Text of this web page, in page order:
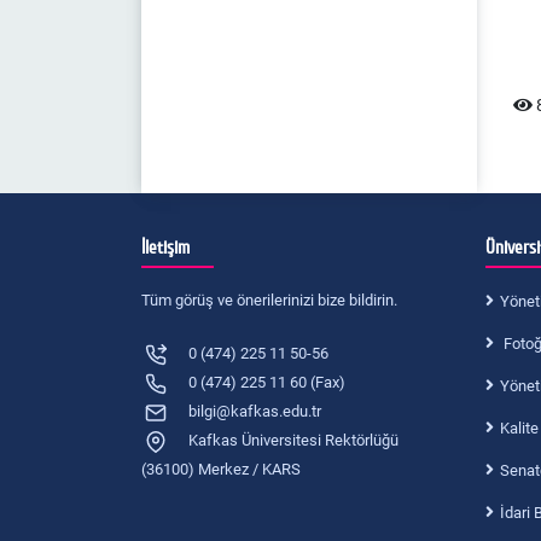
İletişim
Tüm görüş ve önerilerinizi bize bildirin.
0 (474) 225 11 50-56
0 (474) 225 11 60 (Fax)
bilgi@kafkas.edu.tr
Kafkas Üniversitesi Rektörlüğü
(36100) Merkez / KARS
İdari